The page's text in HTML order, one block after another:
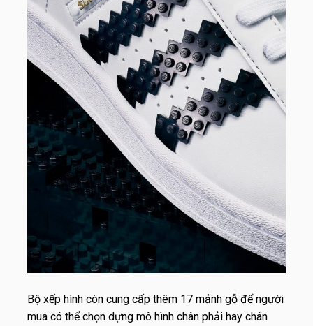
Bộ xếp hình còn cung cấp thêm 17 mảnh gỗ để người
mua có thể chọn dựng mô hình chân phải hay chân